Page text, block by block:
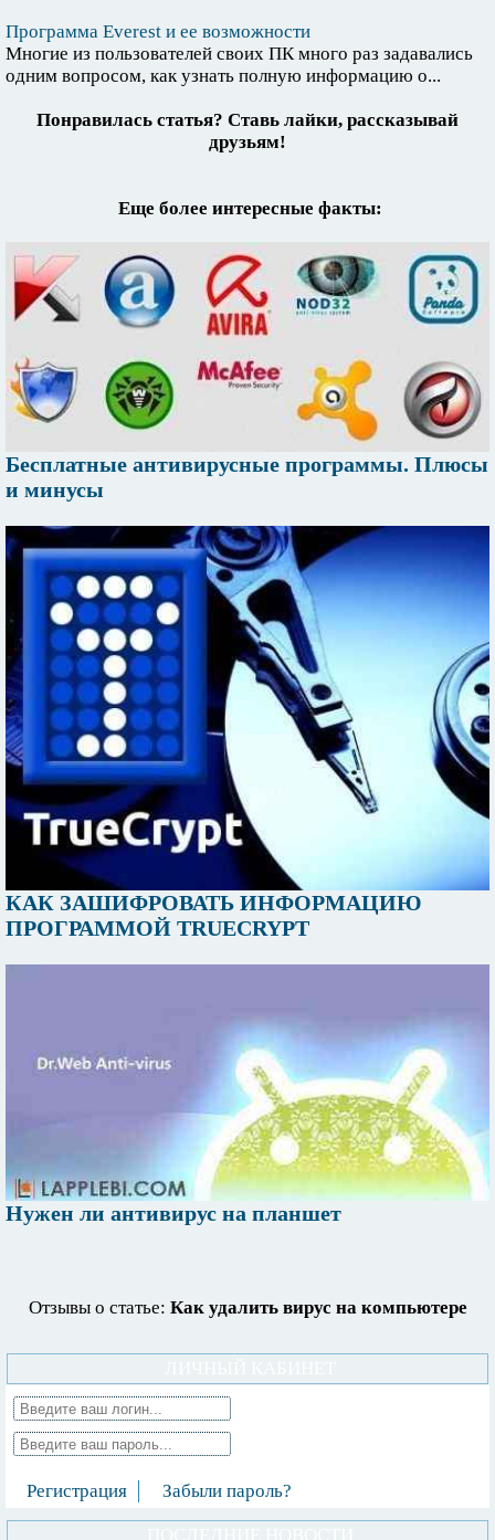
Программа Everest и ее возможности
Многие из пользователей своих ПК много раз задавались
одним вопросом, как узнать полную информацию о...
Понравилась статья? Ставь лайки, рассказывай
друзьям!
Еще более интересные факты:
Бесплатные антивирусные программы. Плюсы
и минусы
КАК ЗАШИФРОВАТЬ ИНФОРМАЦИЮ
ПРОГРАММОЙ TRUECRYPT
Нужен ли антивирус на планшет
Отзывы о статье: Как удалить вирус на компьютере
Регистрация Забыли пароль?